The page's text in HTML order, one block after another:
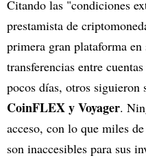
Citando las "condiciones
prestamista de
primera gran plataforma
transferencias entre
pocos días, otros siguieron
CoinFLEX y Voyager.
acceso, con lo que miles
son inaccesibles para sus